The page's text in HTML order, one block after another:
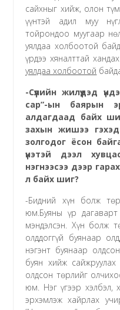
сайхныг хийж, олон
үүнтэй адил муу
тойрондоо муугаар
уялдаа холбоотой
үрдээ хяналттай
уялдаа холбоотой
-Сүүлийн жилүүдэд
сар”-ын баярын
алдагдаад байх
захын жишээ
золгодог ёсон
үнэтэй дээл
нэгнээсээ дээр
л байх шиг?
-Бидний хүн болж
юм.Буяны үр
мэндэлсэн. Хүн болж
олддоггүй буянаар
нэгэнт буянаар
буян хийж
олдсон төрлийг
юм. Нэг үгээр хэлбэл,
эрхэмлэж хайрлах